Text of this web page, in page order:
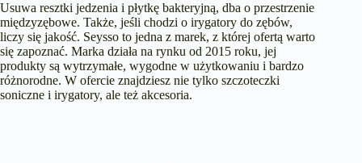
Usuwa resztki jedzenia i płytkę bakteryjną, dba o przestrzenie
międzyzębowe. Także, jeśli chodzi o irygatory do zębów,
liczy się jakość. Seysso to jedna z marek, z której ofertą warto
się zapoznać. Marka działa na rynku od 2015 roku, jej
produkty są wytrzymałe, wygodne w użytkowaniu i bardzo
różnorodne. W ofercie znajdziesz nie tylko szczoteczki
soniczne i irygatory, ale też akcesoria.